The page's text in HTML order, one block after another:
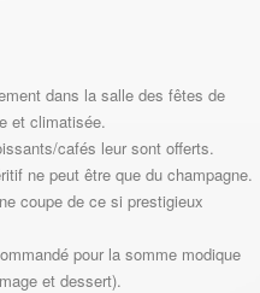
dans la salle des fêtes de
et climatisée.
cafés leur sont offerts.
ne peut être que du champagne.
coupe de ce si prestigieux
pour la somme modique
et dessert).